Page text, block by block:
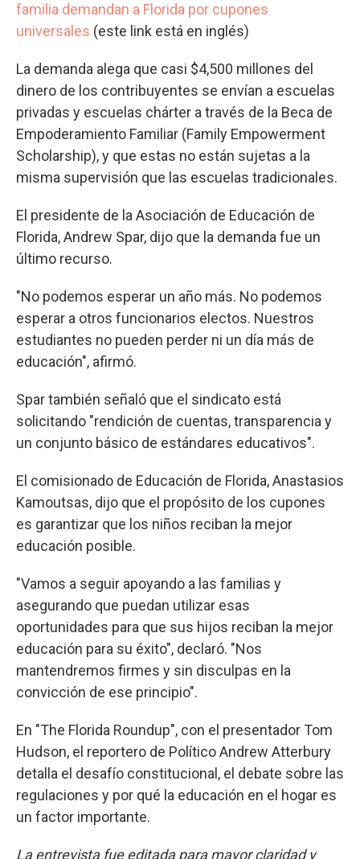
familia demandan a Florida por cupones
universales (este link está en inglés)
La demanda alega que casi $4,500 millones del
dinero de los contribuyentes se envían a escuelas
privadas y escuelas chárter a través de la Beca de
Empoderamiento Familiar (Family Empowerment
Scholarship), y que estas no están sujetas a la
misma supervisión que las escuelas tradicionales.
El presidente de la Asociación de Educación de
Florida, Andrew Spar, dijo que la demanda fue un
último recurso.
"No podemos esperar un año más. No podemos
esperar a otros funcionarios electos. Nuestros
estudiantes no pueden perder ni un día más de
educación", afirmó.
Spar también señaló que el sindicato está
solicitando "rendición de cuentas, transparencia y
un conjunto básico de estándares educativos".
El comisionado de Educación de Florida, Anastasios
Kamoutsas, dijo que el propósito de los cupones
es garantizar que los niños reciban la mejor
educación posible.
"Vamos a seguir apoyando a las familias y
asegurando que puedan utilizar esas
oportunidades para que sus hijos reciban la mejor
educación para su éxito", declaró. "Nos
mantendremos firmes y sin disculpas en la
convicción de ese principio".
En "The Florida Roundup", con el presentador Tom
Hudson, el reportero de Político Andrew Atterbury
detalla el desafío constitucional, el debate sobre las
regulaciones y por qué la educación en el hogar es
un factor importante.
La entrevista fue editada para mayor claridad y